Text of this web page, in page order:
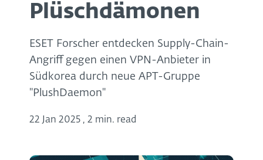
Plüschdämonen
ESET Forscher entdecken Supply-Chain-
Angriff gegen einen VPN-Anbieter in
Südkorea durch neue APT-Gruppe
"PlushDaemon"
22 Jan 2025 , 2 min. read